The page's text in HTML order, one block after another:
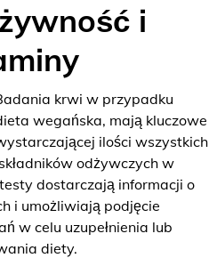
i
krwi w przypadku
wegańska, mają kluczowe
ilości wszystkich
odżywczych w
dostarczają informacji o
i umożliwiają podjęcie
w celu uzupełnienia lub
diety.